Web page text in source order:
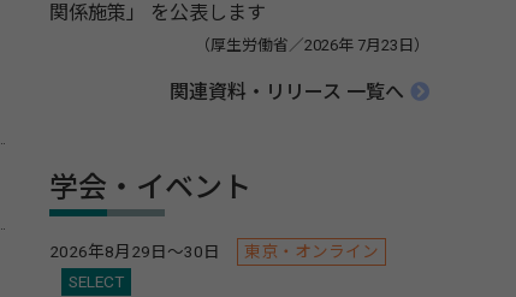
関係施策」 を公表します
（厚生労働省／2026年 7月23日）
関連資料・リリース 一覧へ
学会・イベント
2026年8月29日～30日
東京・オンライン
SELECT